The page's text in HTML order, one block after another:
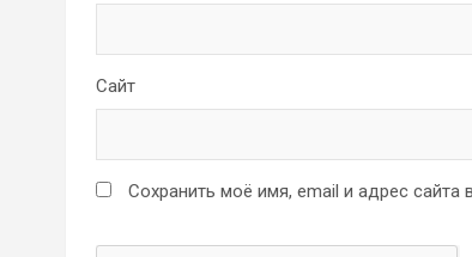
Сайт
Сохранить моё имя, email и адрес